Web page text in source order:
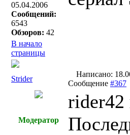
05.04.2006
Сообщений:
6543
Обзоров: 42
В начало
страницы
Strider
Написано:
Сообщение #367
Модератор
rider42